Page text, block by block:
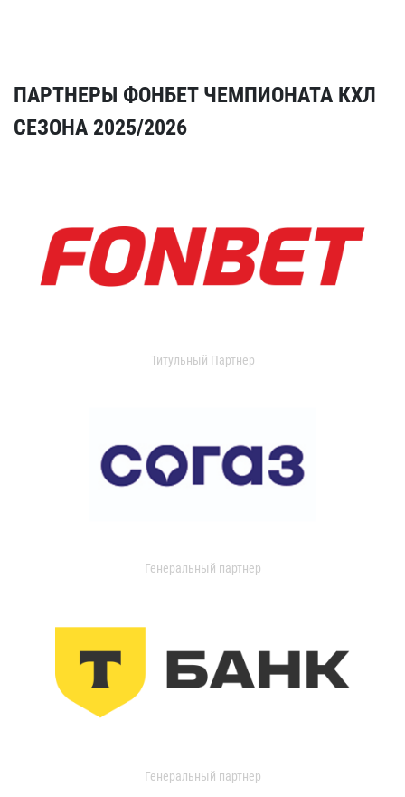
ПАРТНЕРЫ ФОНБЕТ ЧЕМПИОНАТА КХЛ
СЕЗОНА 2025/2026
Титульный Партнер
Генеральный партнер
Генеральный партнер